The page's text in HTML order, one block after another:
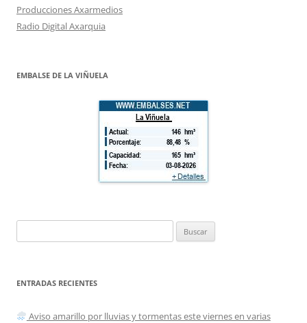
Producciones Axarmedios
Radio Digital Axarquia
EMBALSE DE LA VIÑUELA
ENTRADAS RECIENTES
Aviso amarillo por lluvias y tormentas este viernes en varias